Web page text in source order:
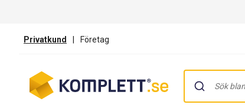
Privatkund | Företag